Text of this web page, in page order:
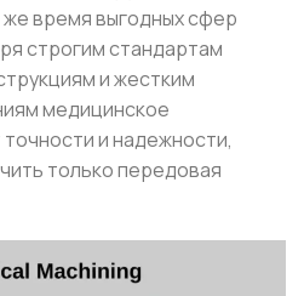
же время выгодных сфер
строгим стандартам
и жестким
медицинское
и надежности,
только передовая